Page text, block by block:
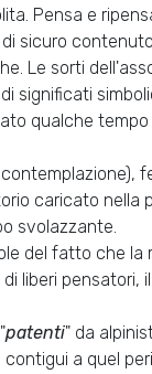
Pensa e
sicuro
Le sorti
significati
qualche tempo
caricato nella
svolazzante.
del fatto che la
liberi pensatori,
patenti" da
a quel